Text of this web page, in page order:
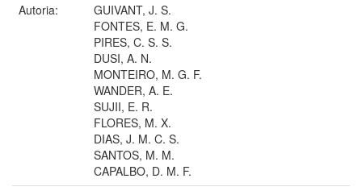
Autoria:
GUIVANT, J. S.
FONTES, E. M. G.
PIRES, C. S. S.
DUSI, A. N.
MONTEIRO, M. G. F.
WANDER, A. E.
SUJII, E. R.
FLORES, M. X.
DIAS, J. M. C. S.
SANTOS, M. M.
CAPALBO, D. M. F.